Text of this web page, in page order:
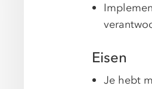
Eisen
Je hebt